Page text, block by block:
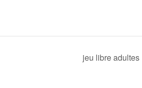
jeu libre adultes